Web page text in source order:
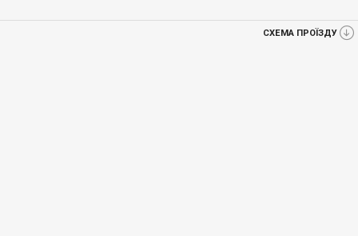
СХЕМА ПРОЇЗДУ